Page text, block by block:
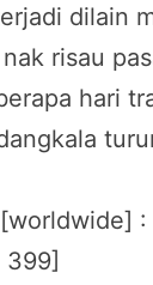
dilain
risau
hari
399]